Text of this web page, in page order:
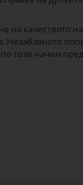
на качеството
Незабавното
този начин